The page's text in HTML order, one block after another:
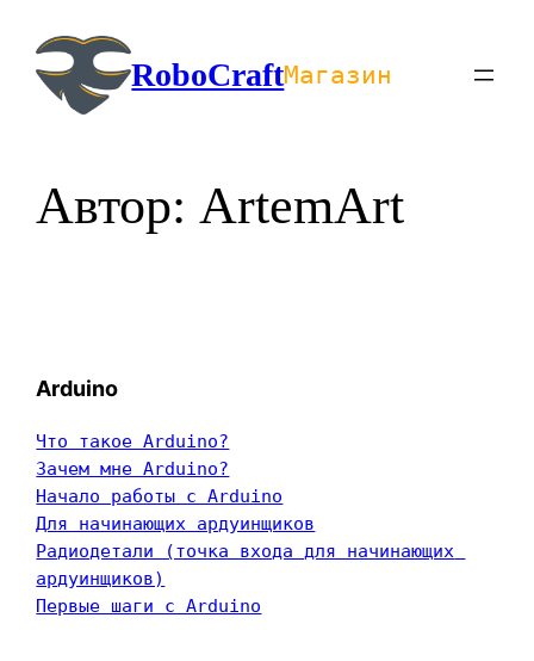
содержимомуRoboCraftМагазин
Автор:ArtemArt
Arduino
Что такое Arduino?
Зачем мне Arduino?
Начало работы с Arduino
Для начинающих ардуинщиков
Радиодетали (точка входа для начинающих
ардуинщиков)
Первые шаги с Arduino